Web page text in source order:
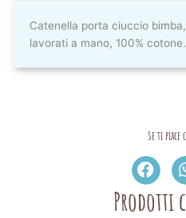
Catenella porta ciuccio
lavorati a mano, 100%
Se ti piace
Prodotti